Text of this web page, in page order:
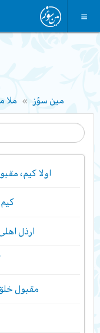
مین سؤز ملا
اولا کیم،
ارذل
مقبول